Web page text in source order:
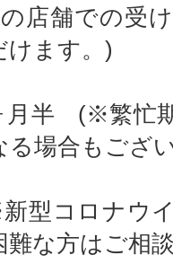
店舗での受
けます。)
月半 (※繁忙
る場合もござ
型コロナウ
な方はご相